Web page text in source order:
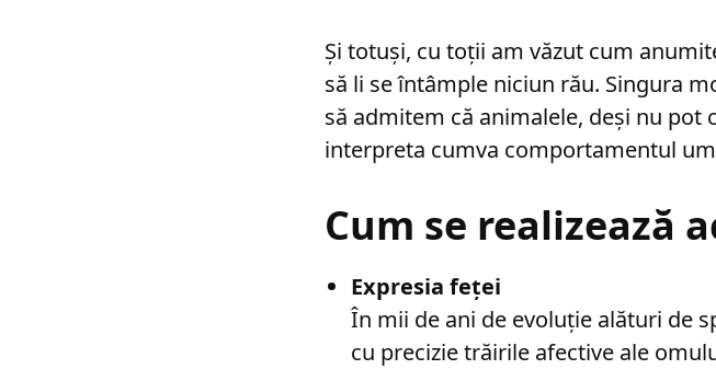
Și totuși, cu toții am văzut cum
să li se întâmple niciun rău. Singura
să admitem că animalele, deși nu pot
interpreta cumva comportamentul
Cum se realizează
Expresia feței
În mii de ani de evoluție alături de
cu precizie trăirile afective ale